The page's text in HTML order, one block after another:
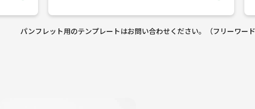
パンフレット用のテンプレートはお問い合わせください。（フリーワード